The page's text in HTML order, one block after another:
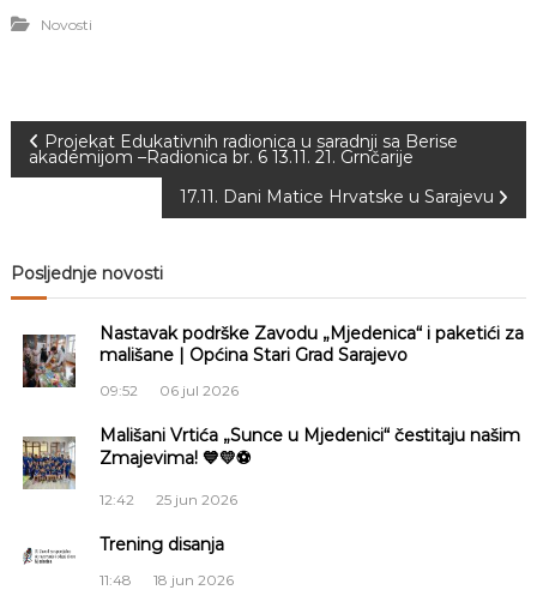
Novosti
N
v
i
g
c
Projekat Edukativnih radionica u saradnji sa Berise
akademijom –Radionica br. 6 13.11. 21. Grnčarije
17.11. Dani Matice Hrvatske u Sarajevu
Posljednje novosti
Nastavak podrške Zavodu „Mjedenica“ i paketići za
mališane | Općina Stari Grad Sarajevo
09:52 06 jul 2026
Mališani Vrtića „Sunce u Mjedenici“ čestitaju našim
Zmajevima! 💙💛⚽
12:42 25 jun 2026
Trening disanja
11:48 18 jun 2026